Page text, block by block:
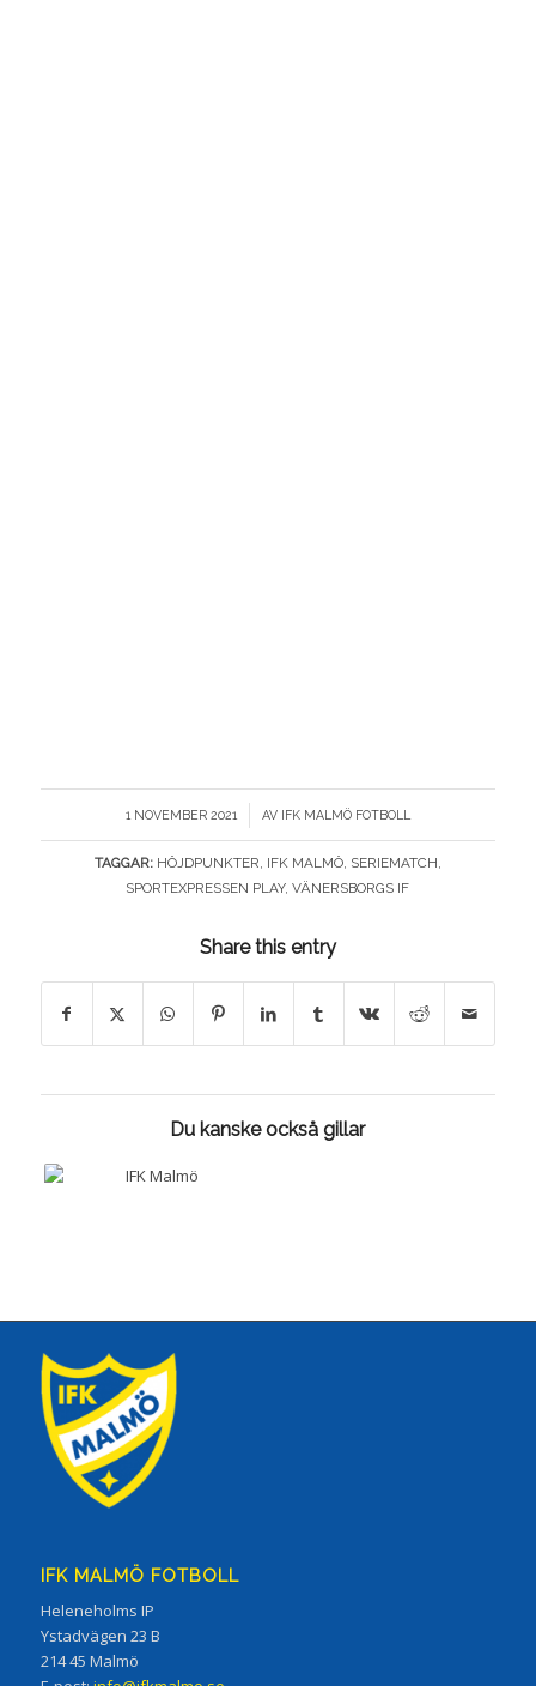
1 NOVEMBER 2021
/ AV IFK MALMÖ FOTBOLL
TAGGAR: HÖJDPUNKTER, IFK MALMÖ, SERIEMATCH,
SPORTEXPRESSEN PLAY,VÄNERSBORGS IF
Share this entry
Du kanske också gillar
IFK MALMÖ FOTBOLL
Heleneholms IP
Ystadvägen 23 B
214 45 Malmö